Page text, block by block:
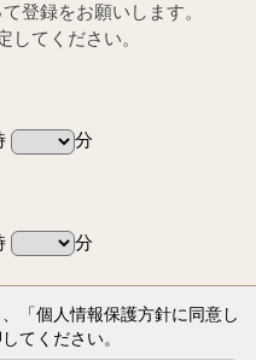
登録をお願いします。
てください。
分
分
「個人情報保護方針に同意し
てください。